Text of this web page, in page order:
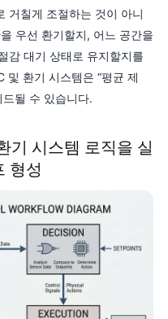
거칠게 조절하는 것이 아니
우선 환기할지, 어느 공간을
감 대기 상태로 유지할지를
및 환기 시스템은 “평균 제
드될 수 있습니다.
기 시스템 로직을 실
형성